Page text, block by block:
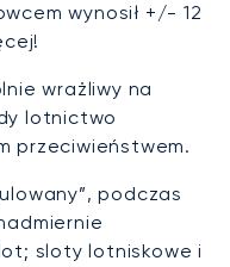
wynosił +/- 12
wrażliwy na
lotnictwo
przeciwieństwem.
podczas
sloty lotniskowe i